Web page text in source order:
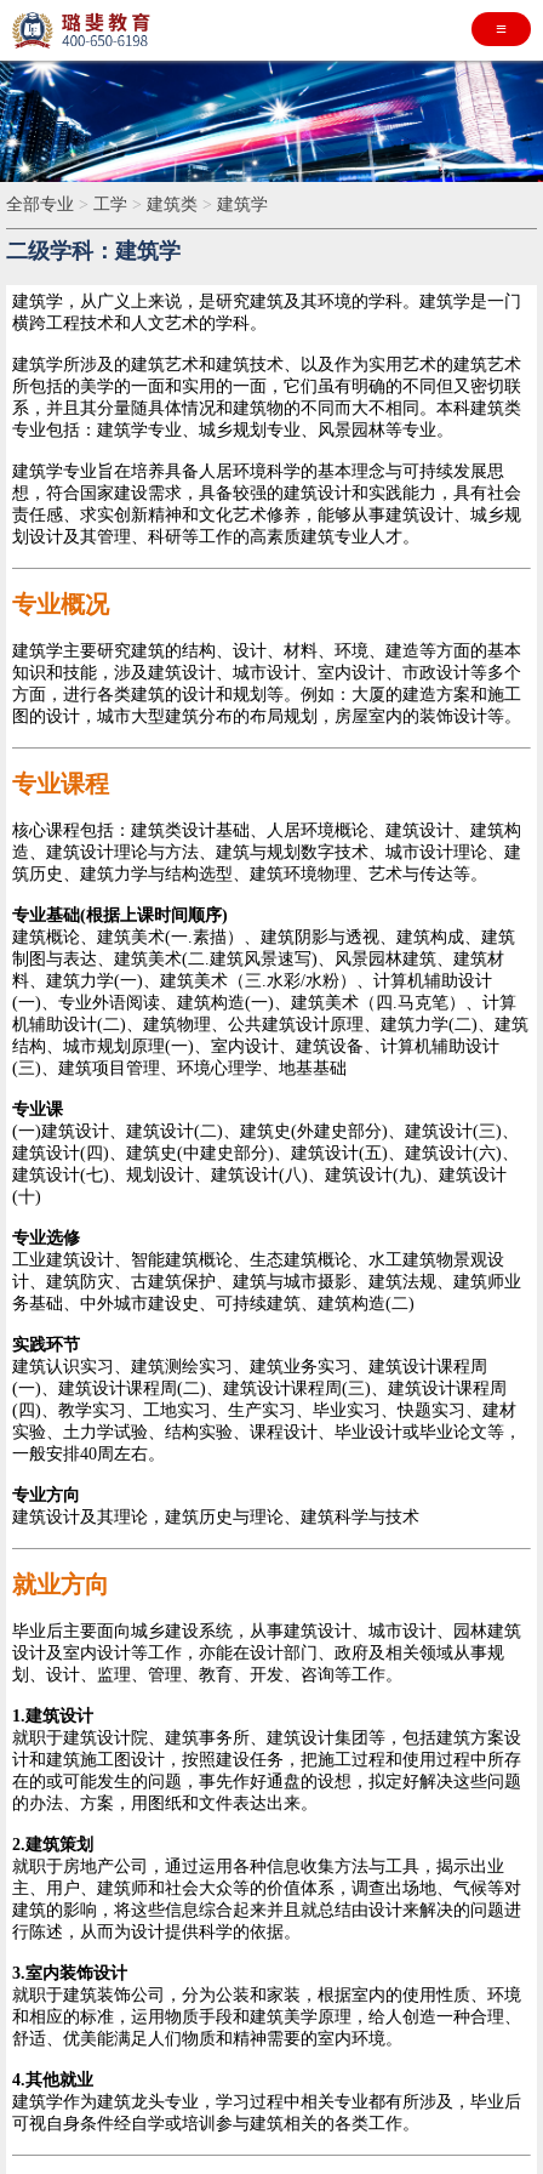
≡
全部专业 > 工学 > 建筑类 > 建筑学
二级学科：建筑学
建筑学，从广义上来说，是研究建筑及其环境的学科。建筑学是一门
横跨工程技术和人文艺术的学科。
建筑学所涉及的建筑艺术和建筑技术、以及作为实用艺术的建筑艺术
所包括的美学的一面和实用的一面，它们虽有明确的不同但又密切联
系，并且其分量随具体情况和建筑物的不同而大不相同。本科建筑类
专业包括：建筑学专业、城乡规划专业、风景园林等专业。
建筑学专业旨在培养具备人居环境科学的基本理念与可持续发展思
想，符合国家建设需求，具备较强的建筑设计和实践能力，具有社会
责任感、求实创新精神和文化艺术修养，能够从事建筑设计、城乡规
划设计及其管理、科研等工作的高素质建筑专业人才。
专业概况
建筑学主要研究建筑的结构、设计、材料、环境、建造等方面的基本
知识和技能，涉及建筑设计、城市设计、室内设计、市政设计等多个
方面，进行各类建筑的设计和规划等。例如：大厦的建造方案和施工
图的设计，城市大型建筑分布的布局规划，房屋室内的装饰设计等。
专业课程
核心课程包括：建筑类设计基础、人居环境概论、建筑设计、建筑构
造、建筑设计理论与方法、建筑与规划数字技术、城市设计理论、建
筑历史、建筑力学与结构选型、建筑环境物理、艺术与传达等。
专业基础(根据上课时间顺序)
建筑概论、建筑美术(一.素描）、建筑阴影与透视、建筑构成、建筑
制图与表达、建筑美术(二.建筑风景速写)、风景园林建筑、建筑材
料、建筑力学(一)、建筑美术（三.水彩/水粉）、计算机辅助设计
(一)、专业外语阅读、建筑构造(一)、建筑美术（四.马克笔）、计算
机辅助设计(二)、建筑物理、公共建筑设计原理、建筑力学(二)、建筑
结构、城市规划原理(一)、室内设计、建筑设备、计算机辅助设计
(三)、建筑项目管理、环境心理学、地基基础
专业课
(一)建筑设计、建筑设计(二)、建筑史(外建史部分)、建筑设计(三)、
建筑设计(四)、建筑史(中建史部分)、建筑设计(五)、建筑设计(六)、
建筑设计(七)、规划设计、建筑设计(八)、建筑设计(九)、建筑设计
(十)
专业选修
工业建筑设计、智能建筑概论、生态建筑概论、水工建筑物景观设
计、建筑防灾、古建筑保护、建筑与城市摄影、建筑法规、建筑师业
务基础、中外城市建设史、可持续建筑、建筑构造(二)
实践环节
建筑认识实习、建筑测绘实习、建筑业务实习、建筑设计课程周
(一)、建筑设计课程周(二)、建筑设计课程周(三)、建筑设计课程周
(四)、教学实习、工地实习、生产实习、毕业实习、快题实习、建材
实验、土力学试验、结构实验、课程设计、毕业设计或毕业论文等，
一般安排40周左右。
专业方向
建筑设计及其理论，建筑历史与理论、建筑科学与技术
就业方向
毕业后主要面向城乡建设系统，从事建筑设计、城市设计、园林建筑
设计及室内设计等工作，亦能在设计部门、政府及相关领域从事规
划、设计、监理、管理、教育、开发、咨询等工作。
1.建筑设计
就职于建筑设计院、建筑事务所、建筑设计集团等，包括建筑方案设
计和建筑施工图设计，按照建设任务，把施工过程和使用过程中所存
在的或可能发生的问题，事先作好通盘的设想，拟定好解决这些问题
的办法、方案，用图纸和文件表达出来。
2.建筑策划
就职于房地产公司，通过运用各种信息收集方法与工具，揭示出业
主、用户、建筑师和社会大众等的价值体系，调查出场地、气候等对
建筑的影响，将这些信息综合起来并且就总结由设计来解决的问题进
行陈述，从而为设计提供科学的依据。
3.室内装饰设计
就职于建筑装饰公司，分为公装和家装，根据室内的使用性质、环境
和相应的标准，运用物质手段和建筑美学原理，给人创造一种合理、
舒适、优美能满足人们物质和精神需要的室内环境。
4.其他就业
建筑学作为建筑龙头专业，学习过程中相关专业都有所涉及，毕业后
可视自身条件经自学或培训参与建筑相关的各类工作。